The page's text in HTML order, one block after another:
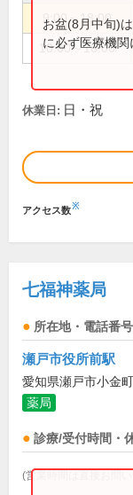
9:00～18:00
10:00～16:00
お盆(8月中旬)
に必ず医療機関
休業日: 日・祝
アクセス数※
七福神薬局
所在地・電話番号
瀬戸市役所前駅
愛知県瀬戸市小金
薬局
診療/受付時間・
(営業時間は直接お問い